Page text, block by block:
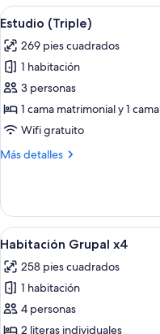
camas
baño
Abrir
todas
las
fotos
de
Estudio
(Triple)
5
Estudio (Triple)
269 pies cuadrados
1 habitación
3 personas
1 cama matrimonial y 1
Wifi gratuito
Más detalles
Más
(Triple)
Abrir
todas
las
fotos
de
Habitación
5
Habitación Grupal x4
258 pies cuadrados
1 habitación
4 personas
2 literas individuales